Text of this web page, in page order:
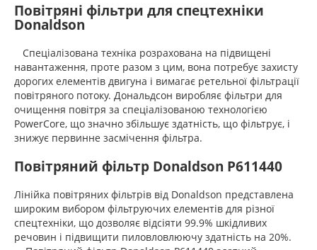
Повітряні фільтри для спецтехніки
Donaldson
Спеціалізована техніка розрахована на підвищені
навантаження, проте разом з цим, вона потребує захисту
дорогих елементів двигуна і вимагає ретельної фільтрації
повітряного потоку. Дональдсон виробляє фільтри для
очищення повітря за спеціалізованою технологією
PowerCore, що значно збільшує здатність, що фільтрує, і
знижує первинне засмічення фільтра.
Повітряний фільтр Donaldson P611440
Лінійка повітряних фільтрів від Donaldson представлена ​​
широким вибором фільтруючих елементів для різної
спецтехніки, що дозволяє відсіяти 99.9% шкідливих
речовин і підвищити пиловловлюючу здатність на 20%.